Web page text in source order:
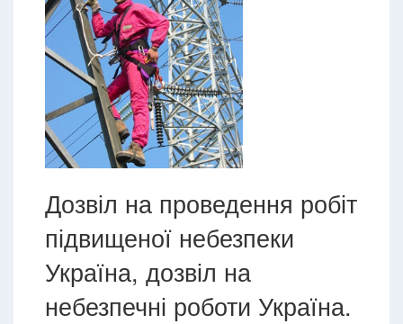
Дозвіл на проведення робіт
підвищеної небезпеки
Україна, дозвіл на
небезпечні роботи Україна.